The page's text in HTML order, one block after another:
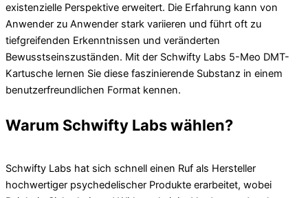
existenzielle Perspektive erweitert. Die Erfahrung kann von
Anwender zu Anwender stark variieren und führt oft zu
tiefgreifenden Erkenntnissen und veränderten
Bewusstseinszuständen. Mit der Schwifty Labs 5-Meo DMT-
Kartusche lernen Sie diese faszinierende Substanz in einem
benutzerfreundlichen Format kennen.
Warum Schwifty Labs wählen?
Schwifty Labs hat sich schnell einen Ruf als Hersteller
hochwertiger psychedelischer Produkte erarbeitet, wobei